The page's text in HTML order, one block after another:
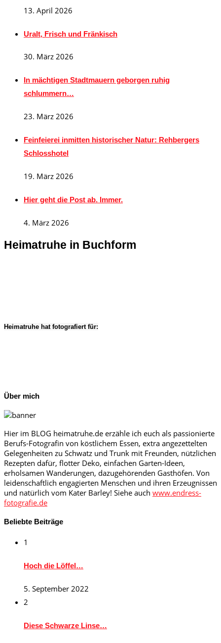
13. April 2026
Uralt, Frisch und Fränkisch
30. März 2026
In mächtigen Stadtmauern geborgen ruhig
schlummern…
23. März 2026
Feinfeierei inmitten historischer Natur: Rehbergers
Schlosshotel
19. März 2026
Hier geht die Post ab. Immer.
4. März 2026
Heimatruhe in Buchform
Heimatruhe hat fotografiert für:
Über mich
Hier im BLOG heimatruhe.de erzähle ich euch als passionierte
Berufs-Fotografin von köstlichem Essen, extra angezettelten
Gelegenheiten zu Schwatz und Trunk mit Freunden, nützlichen
Rezepten dafür, flotter Deko, einfachen Garten-Ideen,
erholsamen Wanderungen, dazugehörenden Gasthöfen. Von
leidenschaftlich engagierten Menschen und ihren Erzeugnissen
und natürlich vom Kater Barley! Siehe auch www.endress-
fotografie.de
Beliebte Beiträge
1
Hoch die Löffel…
5. September 2022
2
Diese Schwarze Linse…